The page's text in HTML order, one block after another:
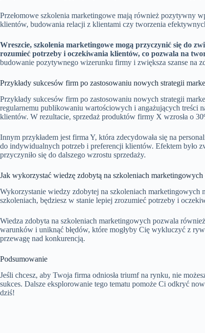
Przełomowe szkolenia marketingowe mają również pozytywny
klientów, budowania relacji z klientami czy tworzenia
Wreszcie, szkolenia marketingowe mogą przyczynić się do
rozumieć potrzeby i oczekiwania klientów, co pozwala na
budowanie pozytywnego wizerunku firmy i zwiększa szanse na
Przykłady sukcesów firm po zastosowaniu nowych strategii
Przykłady sukcesów firm po zastosowaniu nowych strategii
regularnemu publikowaniu wartościowych i angażujących treści
klientów. W rezultacie, sprzedaż produktów firmy X wzrosła o
Innym przykładem jest firma Y, która zdecydowała się na
do indywidualnych potrzeb i preferencji klientów. Efektem było
przyczyniło się do dalszego wzrostu sprzedaży.
Jak wykorzystać wiedzę zdobytą na szkoleniach
Wykorzystanie wiedzy zdobytej na szkoleniach
szkoleniach, będziesz w stanie lepiej zrozumieć potrzeby i
Wiedza zdobyta na szkoleniach marketingowych pozwala
warunków i uniknąć błędów, które mogłyby Cię wykluczyć z
przewagę nad konkurencją.
Podsumowanie
Jeśli chcesz, aby Twoja firma odniosła triumf na rynku, nie
sukces. Dalsze eksplorowanie tego tematu pomoże Ci odkryć
dziś!